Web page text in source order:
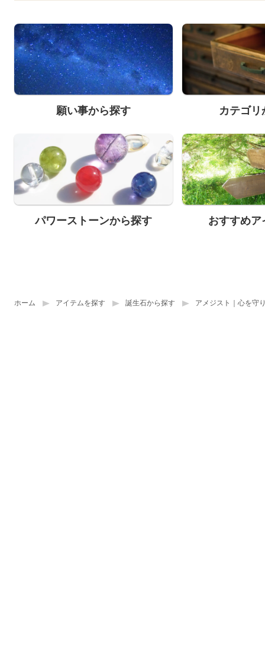
願い事から探す カテゴリ
パワーストーンから探す おすすめア
ホーム アイテムを探す 誕生石から探す アメジスト｜心を守